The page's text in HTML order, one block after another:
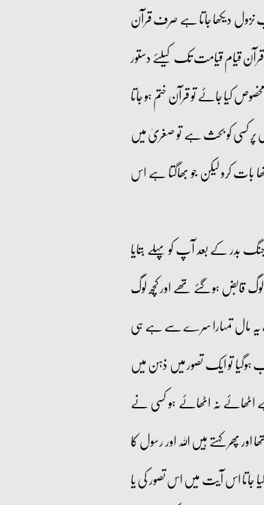
نزول دیکھا جاتا ہے صرف قرآن
قیام قیامت تک کیلئے دستور
کیا جائے تو قرآن ختم ہو جاتا
پر کسی کو بحث ہے تو صغریٰ میں
بات کرو لیکن جو بھاگتا ہے اس
بدر کے بعد آپ کو پہلے بتایا
قابض ہوگئے تھے اور کچھ لوگ
یہ مال تمہارا سرے سے ہے ہی
ہوگیا تو ایک تصور میں ذہن میں
اٹھائے نہ اٹھائے ہو کسی نے
پھر کہتے ہیں اللہ اور رسول کا
جاتا اس آیت میں اس تصور کی یا